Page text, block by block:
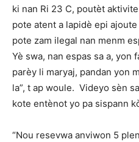
ki nan Ri 23 C, poutèt
pote atent a lapidè epi
pote zam ilegal nan menm
Yè swa, nan espas sa a, yon
parèy li maryaj, pandan yon
la”, t ap woule. Videyo sèn
kote entènot yo pa sispann
“Nou resevwa anviwon 5